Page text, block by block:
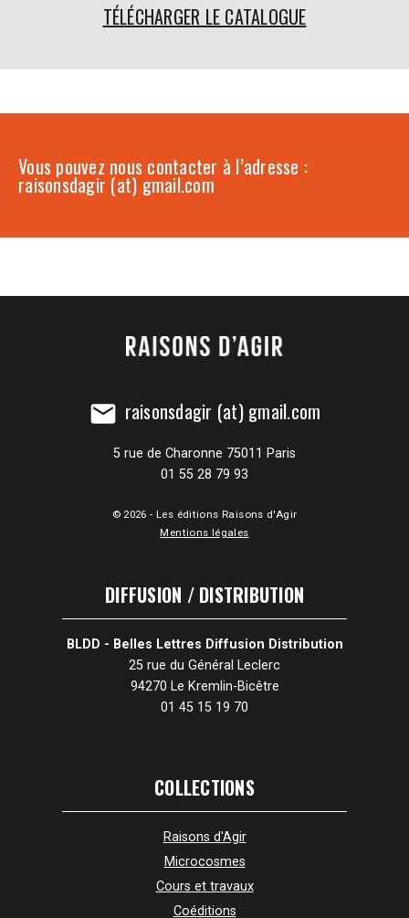
TÉLÉCHARGER LE CATALOGUE
Vous pouvez nous contacter à l’adresse :
raisonsdagir (at) gmail.com
mail raisonsdagir (at) gmail.com
5 rue de Charonne 75011 Paris
01 55 28 79 93
© 2026 - Les éditions Raisons d'Agir
Mentions légales
DIFFUSION / DISTRIBUTION
BLDD - Belles Lettres Diffusion Distribution
25 rue du Général Leclerc
94270 Le Kremlin-Bicêtre
01 45 15 19 70
COLLECTIONS
Raisons d'Agir
Microcosmes
Cours et travaux
Coéditions